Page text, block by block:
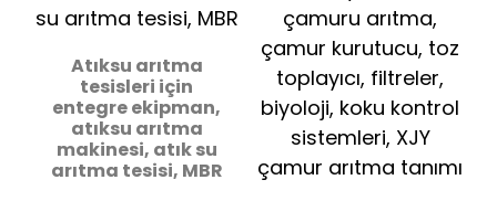
Atıksu arıtma
tesisleri için
entegre ekipman,
atıksu arıtma
makinesi, atık su
arıtma tesisi, MBR